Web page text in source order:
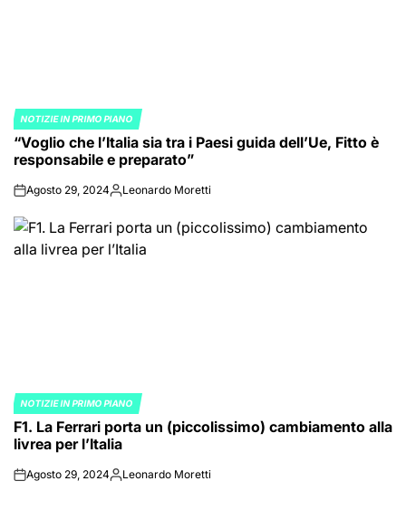
POSTED
IN
NOTIZIE IN PRIMO PIANO
“Voglio che l’Italia sia tra i Paesi guida dell’Ue, Fitto è
responsabile e preparato”
onAgosto 29, 2024Posted
Leonardo Moretti
POSTED
IN
NOTIZIE IN PRIMO PIANO
F1. La Ferrari porta un (piccolissimo) cambiamento alla
livrea per l’Italia
onAgosto 29, 2024Posted
Leonardo Moretti